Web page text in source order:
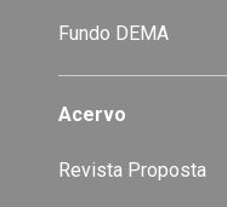
Fundo DEMA
Acervo
Revista Proposta